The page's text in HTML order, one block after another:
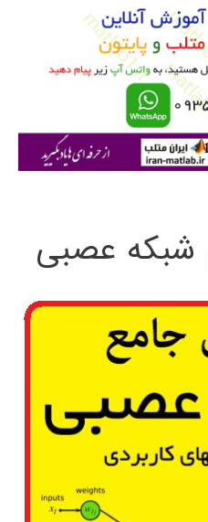
شبکه عصبی